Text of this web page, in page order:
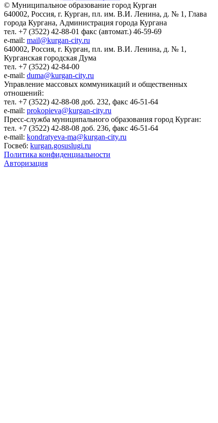
© Муниципальное образование город Курган
640002, Россия, г. Курган, пл. им. В.И. Ленина, д. № 1, Глава
города Кургана, Администрация города Кургана
тел. +7 (3522) 42-88-01 факс (автомат.) 46-59-69
e-mail: mail@kurgan-city.ru
640002, Россия, г. Курган, пл. им. В.И. Ленина, д. № 1,
Курганская городская Дума
тел. +7 (3522) 42-84-00
e-mail: duma@kurgan-city.ru
Управление массовых коммуникаций и общественных
отношений:
тел. +7 (3522) 42-88-08 доб. 232, факс 46-51-64
e-mail: prokopieva@kurgan-city.ru
Пресс-служба муниципального образования город Курган:
тел. +7 (3522) 42-88-08 доб. 236, факс 46-51-64
e-mail: kondratyeva-ma@kurgan-city.ru
Госвеб: kurgan.gosuslugi.ru
Политика конфиденциальности
Авторизация